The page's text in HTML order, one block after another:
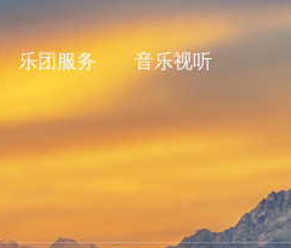
乐团服务 音乐视听